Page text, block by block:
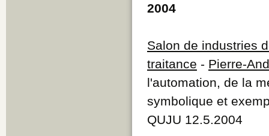
2004
Salon de industries
traitance - Pierre-
l'automation, de la
symbolique et
QUJU 12.5.2004